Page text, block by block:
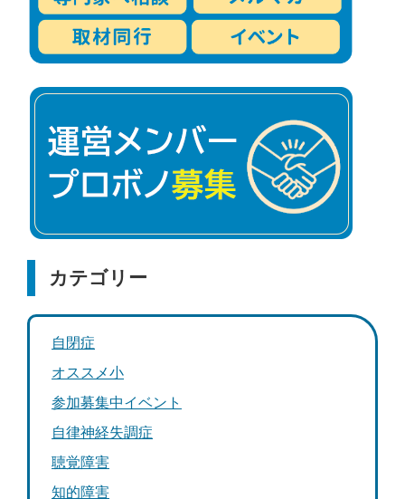
カテゴリー
自閉症
オススメ小
参加募集中イベント
自律神経失調症
聴覚障害
知的障害